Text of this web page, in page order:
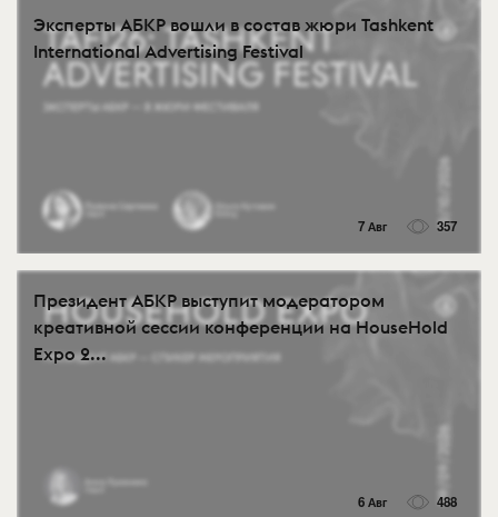
Эксперты АБКР вошли в состав жюри Tashkent
International Advertising Festival
7 Авг 357
Президент АБКР выступит модератором
креативной сессии конференции на HouseHold
Expo 2...
6 Авг 488